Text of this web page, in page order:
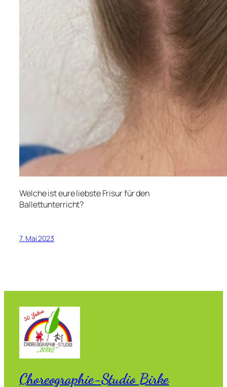
Welche ist eure liebste Frisur für den
Ballettunterricht?
7. Mai 2023
Choreographie-Studio Birke